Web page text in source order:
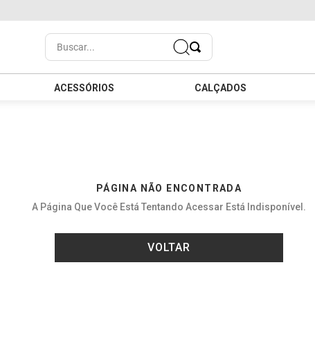
Buscar...
ACESSÓRIOS CALÇADOS
PÁGINA NÃO ENCONTRADA
A Página Que Você Está Tentando Acessar Está Indisponível.
VOLTAR